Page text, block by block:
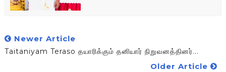
Newer Article
Taitaniyam Teraso தயாரிக்கும் தனியார் நிறுவனத்தினர்...
Older Article